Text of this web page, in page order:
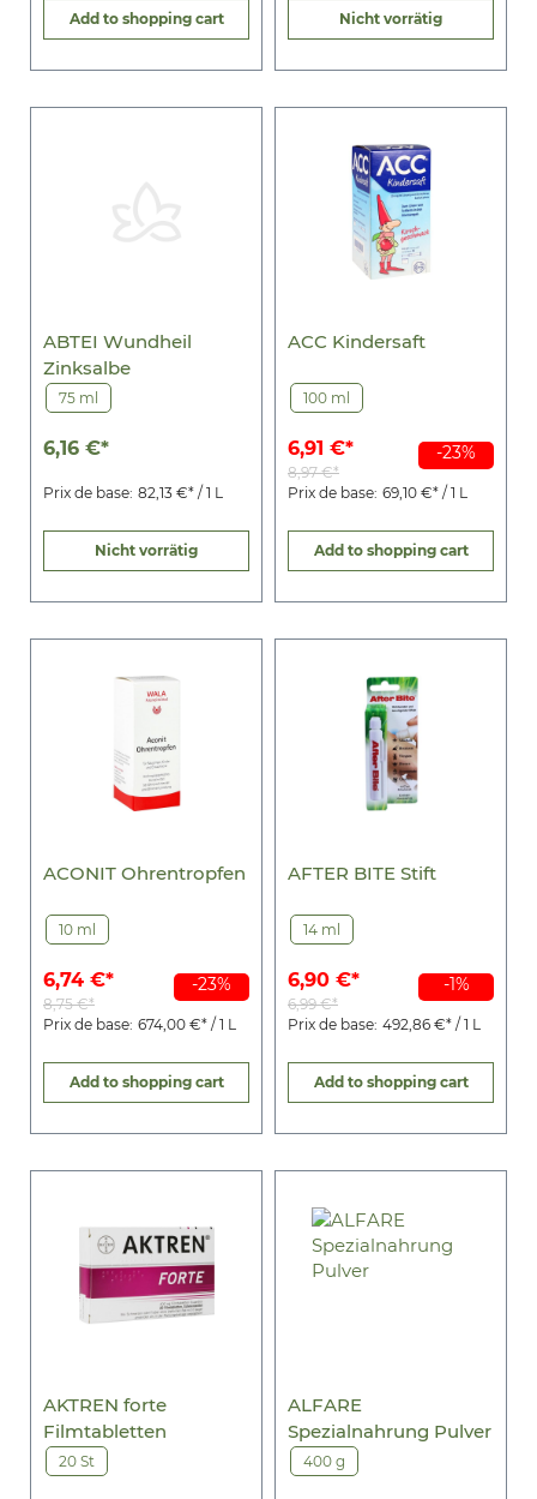
Add to shopping cart Nicht vorrätig
ABTEI Wundheil
Zinksalbe
75 ml
6,16 €*
Prix de base: 82,13 €* / 1 L
Nicht vorrätig
-23%
ACC Kindersaft
100 ml
6,91 €*
8,97 €*
Prix de base: 69,10 €* / 1 L
Add to shopping cart
-23%
ACONIT Ohrentropfen
10 ml
6,74 €*
8,75 €*
Prix de base: 674,00 €* / 1 L
Add to shopping cart
-1%
AFTER BITE Stift
14 ml
6,90 €*
6,99 €*
Prix de base: 492,86 €* / 1 L
Add to shopping cart
AKTREN forte
Filmtabletten
20 St
ALFARE
Spezialnahrung Pulver
400 g